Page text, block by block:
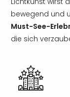
bewegend und
Must-See-
die sich